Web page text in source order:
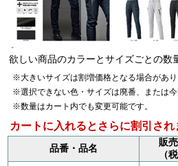
欲しい商品のカラーとサイズごとの数
※大きいサイズは割増価格となる場合があ
※選択できない色・サイズは廃番、または
※数量はカート内でも変更可能です。
カートに入れるとさらに割引され
品番・品名
販
（